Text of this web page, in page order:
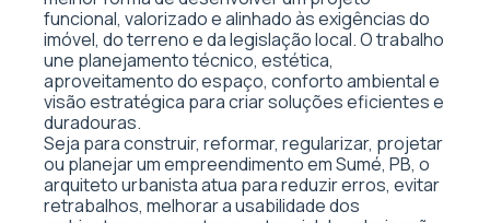
funcional, valorizado e alinhado às exigências do
imóvel, do terreno e da legislação local. O trabalho
une planejamento técnico, estética,
aproveitamento do espaço, conforto ambiental e
visão estratégica para criar soluções eficientes e
duradouras.
Seja para construir, reformar, regularizar, projetar
ou planejar um empreendimento em Sumé, PB, o
arquiteto urbanista atua para reduzir erros, evitar
retrabalhos, melhorar a usabilidade dos